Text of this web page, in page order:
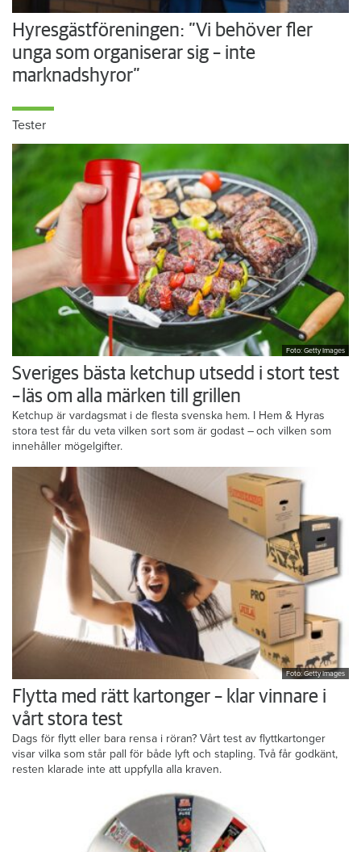
Hyresgästföreningen: ”Vi behöver fler
unga som organiserar sig – inte
marknadshyror”
Tester
Foto: Getty Images
Sveriges bästa ketchup utsedd i stort test
– läs om alla märken till grillen
Ketchup är vardagsmat i de flesta svenska hem. I Hem & Hyras
stora test får du veta vilken sort som är godast – och vilken som
innehåller mögelgifter.
Foto: Getty Images
Flytta med rätt kartonger – klar vinnare i
vårt stora test
Dags för flytt eller bara rensa i röran? Vårt test av flyttkartonger
visar vilka som står pall för både lyft och stapling. Två får godkänt,
resten klarade inte att uppfylla alla kraven.